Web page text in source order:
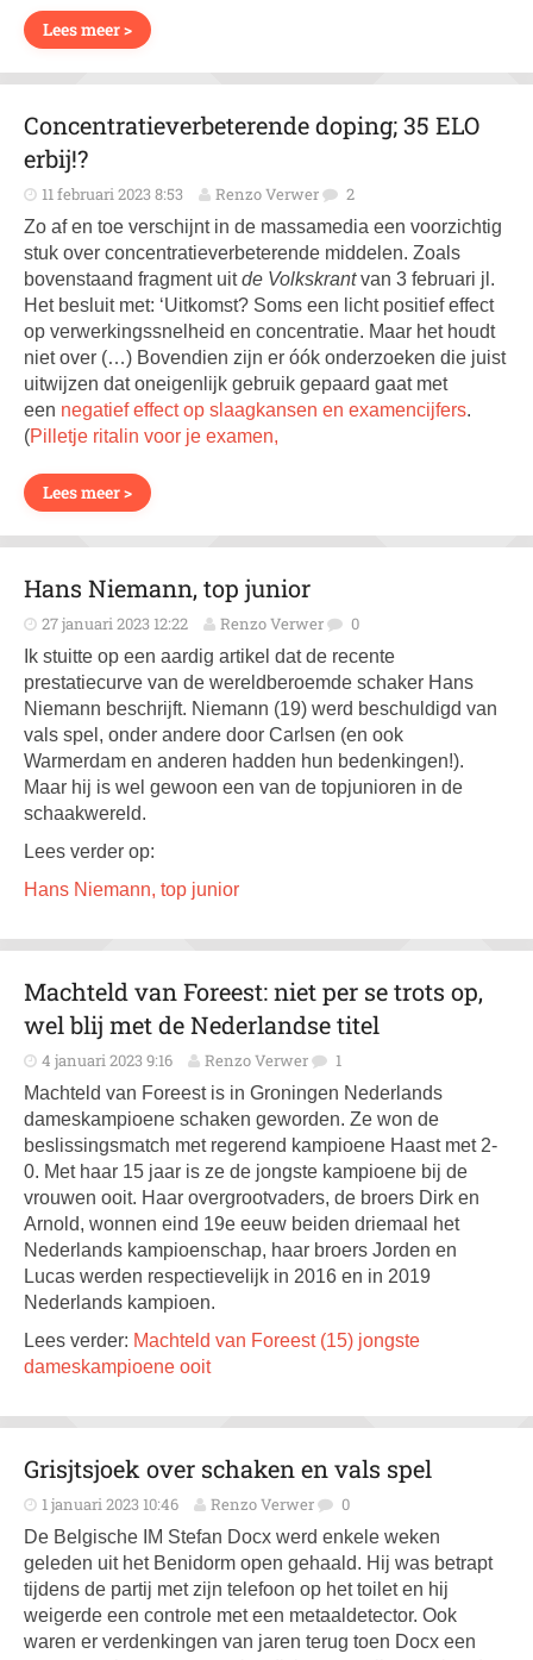
Lees meer >
Concentratieverbeterende doping; 35 ELO
erbij!?
11 februari 2023 8:53 Renzo Verwer 2
Zo af en toe verschijnt in de massamedia een voorzichtig
stuk over concentratieverbeterende middelen. Zoals
bovenstaand fragment uitde Volkskrantvan 3 februari jl.
Het besluit met: ‘Uitkomst? Soms een licht positief effect
op verwerkingssnelheid en concentratie. Maar het houdt
niet over (…) Bovendien zijn er óók onderzoeken die juist
uitwijzen dat oneigenlijk gebruik gepaard gaat met
een negatief effect op slaagkansen en examencijfers.
(Pilletje ritalin voor je examen,
Lees meer >
Hans Niemann, top junior
27 januari 2023 12:22 Renzo Verwer 0
Ik stuitte op een aardig artikel dat de recente
prestatiecurve van de wereldberoemde schaker Hans
Niemann beschrijft. Niemann (19) werd beschuldigd van
vals spel, onder andere door Carlsen (en ook
Warmerdam en anderen hadden hun bedenkingen!).
Maar hij is wel gewoon een van de topjunioren in de
schaakwereld.
Lees verder op:
Hans Niemann, top junior
Machteld van Foreest: niet per se trots op,
wel blij met de Nederlandse titel
4 januari 2023 9:16 Renzo Verwer 1
Machteld van Foreest is in Groningen Nederlands
dameskampioene schaken geworden. Ze won de
beslissingsmatch met regerend kampioene Haast met 2-
0. Met haar 15 jaar is ze de jongste kampioene bij de
vrouwen ooit. Haar overgrootvaders, de broers Dirk en
Arnold, wonnen eind 19e eeuw beiden driemaal het
Nederlands kampioenschap, haar broers Jorden en
Lucas werden respectievelijk in 2016 en in 2019
Nederlands kampioen.
Lees verder: Machteld van Foreest (15) jongste
dameskampioene ooit
Grisjtsjoek over schaken en vals spel
1 januari 2023 10:46 Renzo Verwer 0
De Belgische IM Stefan Docx werd enkele weken
geleden uit het Benidorm open gehaald. Hij was betrapt
tijdens de partij met zijn telefoon op het toilet en hij
weigerde een controle met een metaaldetector. Ook
waren er verdenkingen van jaren terug toen Docx een